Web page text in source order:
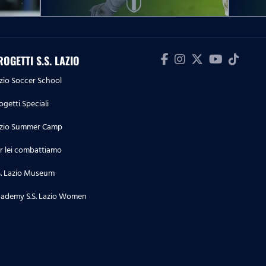
10.05.26
Serie A Women Athora | Lazio
Women-Ternana, le parole post
partita
S.S. LAZIO
Soccer School
Speciali
Summer Camp
lei combattiamo
Lazio Museum
S.S. Lazio Women